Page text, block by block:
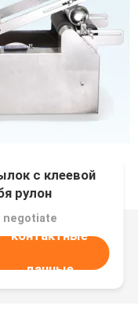
с клеевой
рулон
75 мм,
этикетки
negotiate
контактные
данные